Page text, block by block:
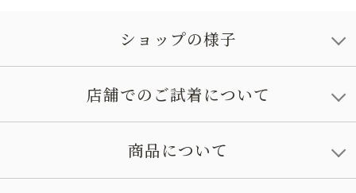
ショップの様子
店舗でのご試着について
商品について